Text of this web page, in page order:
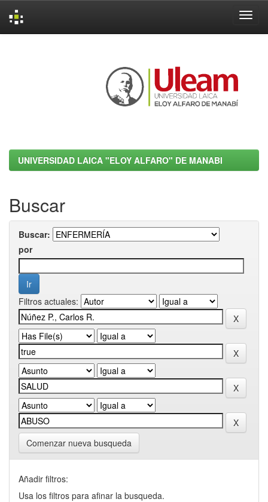
UNIVERSIDAD LAICA "ELOY ALFARO" DE MANABI
Buscar
Buscar:
por
Filtros actuales:
Comenzar nueva busqueda
Añadir filtros:
Usa los filtros para afinar la busqueda.